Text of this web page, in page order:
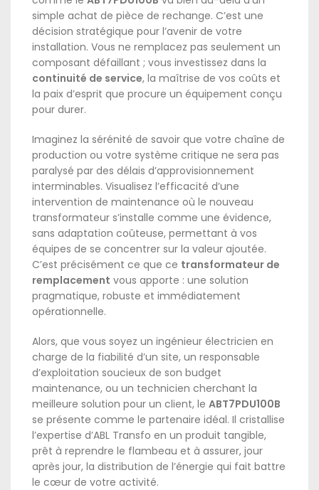
simple achat de pièce de rechange. C’est une
décision stratégique pour l’avenir de votre
installation. Vous ne remplacez pas seulement un
composant défaillant ; vous investissez dans la
continuité de service, la maîtrise de vos coûts et
la paix d’esprit que procure un équipement conçu
pour durer.
Imaginez la sérénité de savoir que votre chaîne de
production ou votre système critique ne sera pas
paralysé par des délais d’approvisionnement
interminables. Visualisez l’efficacité d’une
intervention de maintenance où le nouveau
transformateur s’installe comme une évidence,
sans adaptation coûteuse, permettant à vos
équipes de se concentrer sur la valeur ajoutée.
C’est précisément ce que ce transformateur de
remplacement vous apporte : une solution
pragmatique, robuste et immédiatement
opérationnelle.
Alors, que vous soyez un ingénieur électricien en
charge de la fiabilité d’un site, un responsable
d’exploitation soucieux de son budget
maintenance, ou un technicien cherchant la
meilleure solution pour un client, le ABT7PDU100B
se présente comme le partenaire idéal. Il cristallise
l’expertise d’ABL Transfo en un produit tangible,
prêt à reprendre le flambeau et à assurer, jour
après jour, la distribution de l’énergie qui fait battre
le cœur de votre activité.